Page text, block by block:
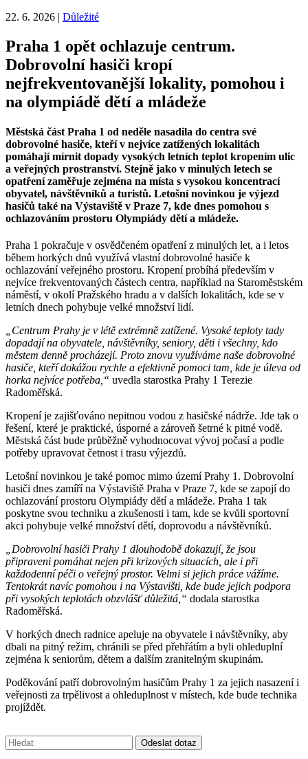
22. 6. 2026 | Důležité
Praha 1 opět ochlazuje centrum.
Dobrovolní hasiči kropí
nejfrekventovanější lokality, pomohou i
na olympiádě dětí a mládeže
Městská část Praha 1 od neděle nasadila do centra své
dobrovolné hasiče, kteří v nejvíce zatížených lokalitách
pomáhají mírnit dopady vysokých letních teplot kropením ulic
a veřejných prostranství. Stejně jako v minulých letech se
opatření zaměřuje zejména na místa s vysokou koncentrací
obyvatel, návštěvníků a turistů. Letošní novinkou je výjezd
hasičů také na Výstaviště v Praze 7, kde dnes pomohou s
ochlazováním prostoru Olympiády dětí a mládeže.
Praha 1 pokračuje v osvědčeném opatření z minulých let, a i letos
během horkých dnů využívá vlastní dobrovolné hasiče k
ochlazování veřejného prostoru. Kropení probíhá především v
nejvíce frekventovaných částech centra, například na Staroměstském
náměstí, v okolí Pražského hradu a v dalších lokalitách, kde se v
letních dnech pohybuje velké množství lidí.
„Centrum Prahy je v létě extrémně zatížené. Vysoké teploty tady
dopadají na obyvatele, návštěvníky, seniory, děti i všechny, kdo
městem denně procházejí. Proto znovu využíváme naše dobrovolné
hasiče, kteří dokážou rychle a efektivně pomoci tam, kde je úleva od
horka nejvíce potřeba,“ uvedla starostka Prahy 1 Terezie
Radoměřská.
Kropení je zajišťováno nepitnou vodou z hasičské nádrže. Jde tak o
řešení, které je praktické, úsporné a zároveň šetrné k pitné vodě.
Městská část bude průběžně vyhodnocovat vývoj počasí a podle
potřeby upravovat četnost i trasu výjezdů.
Letošní novinkou je také pomoc mimo území Prahy 1. Dobrovolní
hasiči dnes zamíří na Výstaviště Praha v Praze 7, kde se zapojí do
ochlazování prostoru Olympiády dětí a mládeže. Praha 1 tak
poskytne svou techniku a zkušenosti i tam, kde se kvůli sportovní
akci pohybuje velké množství dětí, doprovodu a návštěvníků.
„Dobrovolní hasiči Prahy 1 dlouhodobě dokazují, že jsou
připraveni pomáhat nejen při krizových situacích, ale i při
každodenní péči o veřejný prostor. Velmi si jejich práce vážíme.
Tentokrát navíc pomohou i na Výstavišti, kde bude jejich podpora
při vysokých teplotách obzvlášť důležitá,“ dodala starostka
Radoměřská.
V horkých dnech radnice apeluje na obyvatele i návštěvníky, aby
dbali na pitný režim, chránili se před přehřátím a byli ohleduplní
zejména k seniorům, dětem a dalším zranitelným skupinám.
Poděkování patří dobrovolným hasičům Prahy 1 za jejich nasazení i
veřejnosti za trpělivost a ohleduplnost v místech, kde bude technika
projíždět.
Vyhledávání: Odeslat dotaz